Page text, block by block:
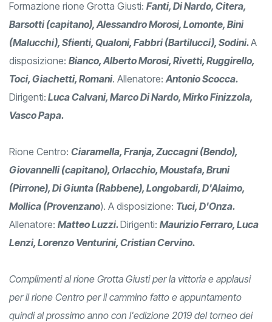
Formazione rione Grotta Giusti:Fanti, Di Nardo, Citera,
Barsotti (capitano), Alessandro Morosi, Lomonte, Bini
(Malucchi), Sfienti, Qualoni, Fabbri (Bartilucci), Sodini.A
disposizione:Bianco, Alberto Morosi, Rivetti, Ruggirello,
Toci, Giachetti, Romani. Allenatore:Antonio Scocca.
Dirigenti:Luca Calvani, Marco Di Nardo, Mirko Finizzola,
Rione Centro:Ciaramella, Franja, Zuccagni (Bendo),
Giovannelli (capitano), Orlacchio, Moustafa, Bruni
(Pirrone), Di Giunta (Rabbene), Longobardi, D'Alaimo,
Mollica (Provenzano). A disposizione:Tuci, D'Onza.
Allenatore:Matteo Luzzi. Dirigenti:Maurizio Ferraro, Luca
Complimenti al rione Grotta Giusti per la vittoria e applausi
per il rione Centro per il cammino fatto e appuntamento